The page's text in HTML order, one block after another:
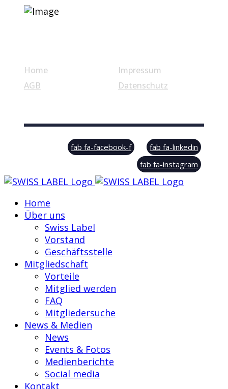
Home
AGB
Impressum
Datenschutz
© Swiss Label, All rights reserved
fab fa-facebook-f
fab fa-linkedin
fab fa-instagram
Home
Über uns
Swiss Label
Vorstand
Geschäftsstelle
Mitgliedschaft
Vorteile
Mitglied werden
FAQ
Mitgliedersuche
News & Medien
News
Events & Fotos
Medienberichte
Social media
Kontakt